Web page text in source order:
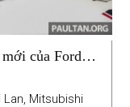
của Ford
Lan, Mitsubishi